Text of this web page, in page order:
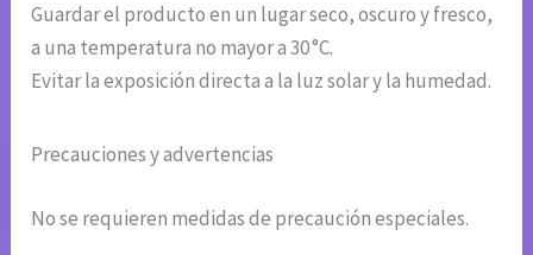
Guardar el producto en un lugar seco, oscuro y fresco,
a una temperatura no mayor a 30 °C.
Evitar la exposición directa a la luz solar y la humedad.
Precauciones y advertencias
No se requieren medidas de precaución especiales.